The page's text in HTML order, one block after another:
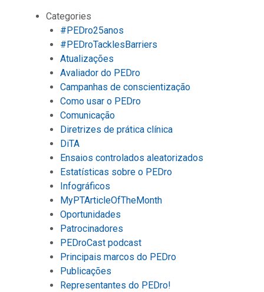
Categories
#PEDro25anos
#PEDroTacklesBarriers
Atualizações
Avaliador do PEDro
Campanhas de conscientização
Como usar o PEDro
Comunicação
Diretrizes de prática clínica
DiTA
Ensaios controlados aleatorizados
Estatísticas sobre o PEDro
Infográficos
MyPTArticleOfTheMonth
Oportunidades
Patrocinadores
PEDroCast podcast
Principais marcos do PEDro
Publicações
Representantes do PEDro!